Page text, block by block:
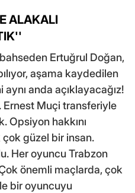
ALAKALI
Ertuğrul Doğan,
aşama kaydedilen
anda açıklayacağız!
Muçi transferiyle
Opsiyon hakkını
çok güzel bir insan.
Her oyuncu Trabzon
önemli maçlarda, çok
bir oyuncuyu